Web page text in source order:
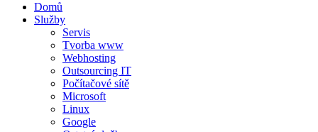
Domů
Služby
Servis
Tvorba www
Webhosting
Outsourcing IT
Počítačové sítě
Microsoft
Linux
Google